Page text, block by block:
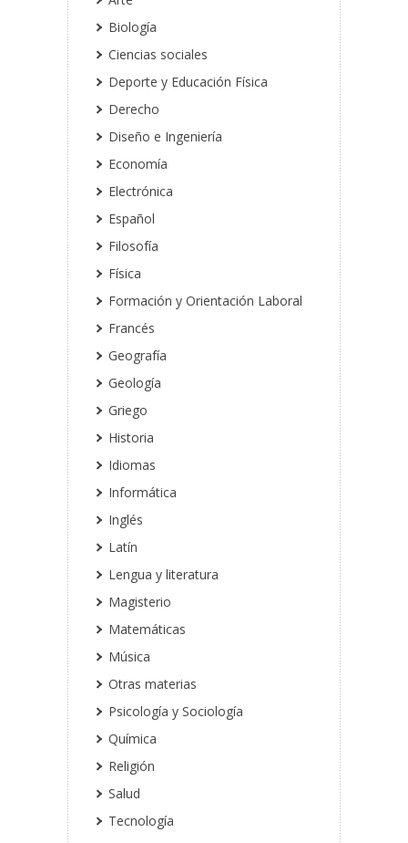
Biología
Ciencias sociales
Deporte y Educación Física
Derecho
Diseño e Ingeniería
Economía
Electrónica
Español
Filosofía
Física
Formación y Orientación Laboral
Francés
Geografía
Geología
Griego
Historia
Idiomas
Informática
Inglés
Latín
Lengua y literatura
Magisterio
Matemáticas
Música
Otras materias
Psicología y Sociología
Química
Religión
Salud
Tecnología